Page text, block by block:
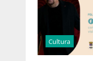
Cultura